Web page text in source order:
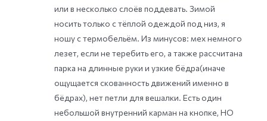
или в несколько слоёв поддевать. Зимой
носить только с тёплой одеждой под низ, я
ношу с термобельём. Из минусов: мех немного
лезет, если не теребить его, а также рассчитана
парка на длинные руки и узкие бёдра(иначе
ощущается скованность движений именно в
бёдрах), нет петли для вешалки. Есть один
небольшой внутренний карман на кнопке, НО